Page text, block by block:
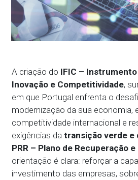
A criação do IFIC –
Inovação e Competitividade,
em que Portugal enfrenta o
modernização da sua economia,
competitividade internacional e
exigências datransição verde e
PRR – Plano de Recuperação
orientação é clara: reforçar a
investimento das empresas,